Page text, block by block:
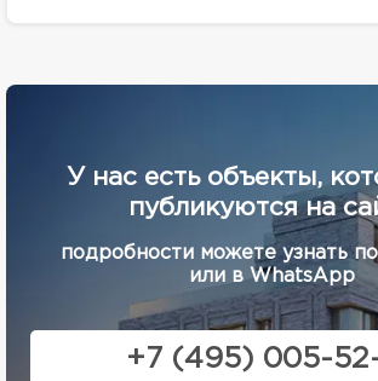
У нас есть объекты,
публикуются на
подробности можете узнать
или в WhatsApp
+7 (495) 005-